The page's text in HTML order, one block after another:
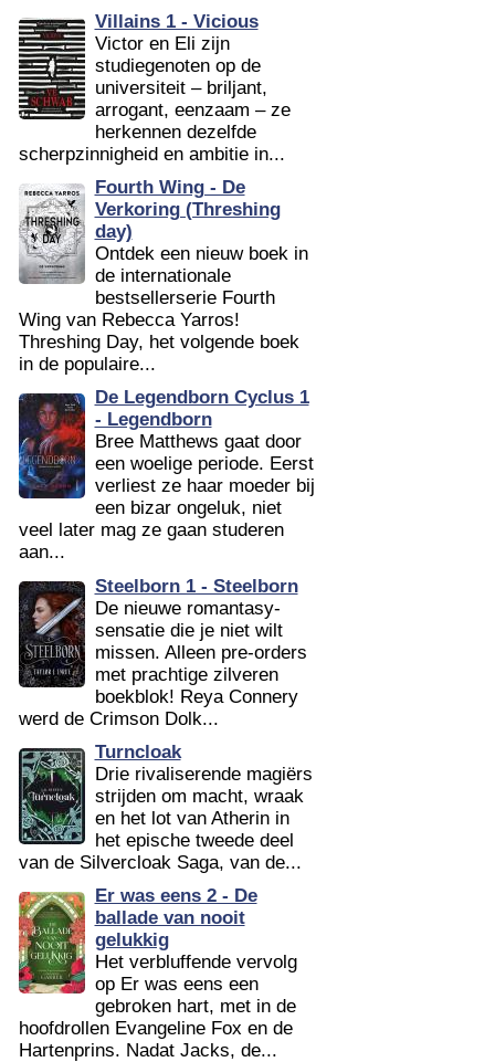
Villains 1 - Vicious
Victor en Eli zijn
studiegenoten op de
universiteit – briljant,
arrogant, eenzaam – ze
herkennen dezelfde
scherpzinnigheid en ambitie in...
Fourth Wing - De
Verkoring (Threshing
day)
Ontdek een nieuw boek in
de internationale
bestsellerserie Fourth
Wing van Rebecca Yarros!
Threshing Day, het volgende boek
in de populaire...
De Legendborn Cyclus 1
- Legendborn
Bree Matthews gaat door
een woelige periode. Eerst
verliest ze haar moeder bij
een bizar ongeluk, niet
veel later mag ze gaan studeren
aan...
Steelborn 1 - Steelborn
De nieuwe romantasy-
sensatie die je niet wilt
missen. Alleen pre-orders
met prachtige zilveren
boekblok! Reya Connery
werd de Crimson Dolk...
Turncloak
Drie rivaliserende magiërs
strijden om macht, wraak
en het lot van Atherin in
het epische tweede deel
van de Silvercloak Saga, van de...
Er was eens 2 - De
ballade van nooit
gelukkig
Het verbluffende vervolg
op Er was eens een
gebroken hart, met in de
hoofdrollen Evangeline Fox en de
Hartenprins. Nadat Jacks, de...